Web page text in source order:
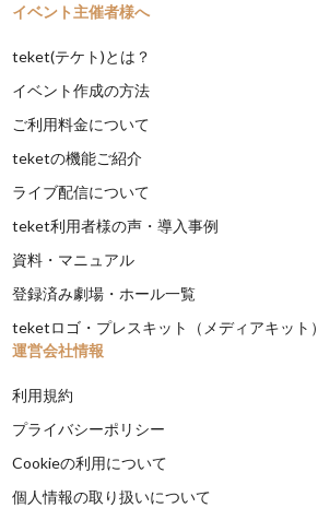
イベント主催者様へ
teket(テケト)とは？
イベント作成の方法
ご利用料金について
teketの機能ご紹介
ライブ配信について
teket利用者様の声・導入事例
資料・マニュアル
登録済み劇場・ホール一覧
teketロゴ・プレスキット（メディアキット）
運営会社情報
利用規約
プライバシーポリシー
Cookieの利用について
個人情報の取り扱いについて